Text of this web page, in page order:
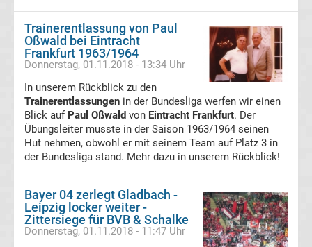
Boxen
News
DAZN
Programm
&
Infos
Trainerentlassung von Paul
Oßwald bei Eintracht
Frankfurt 1963/1964
Donnerstag, 01.11.2018 - 13:34 Uhr
In unserem Rückblick zu den
Trainerentlassungen in der Bundesliga werfen wir einen
Blick auf Paul Oßwald von Eintracht Frankfurt. Der
Übungsleiter musste in der Saison 1963/1964 seinen
Hut nehmen, obwohl er mit seinem Team auf Platz 3 in
der Bundesliga stand. Mehr dazu in unserem Rückblick!
Bayer 04 zerlegt Gladbach -
Leipzig locker weiter -
Zittersiege für BVB & Schalke
Donnerstag, 01.11.2018 - 11:47 Uhr